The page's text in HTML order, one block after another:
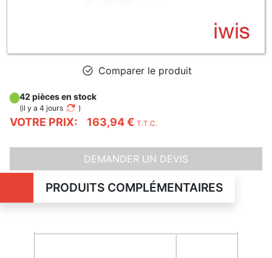
Comparer le produit
VOTRE PRIX: 163,94 € T.T.C.
42 pièces en stock
(il y a 4 jours )
DEMANDER UN DEVIS
PRODUITS COMPLÉMENTAIRES